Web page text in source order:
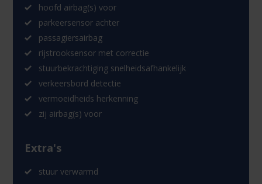
hoofd airbag(s) voor
parkeersensor achter
passagiersairbag
rijstrooksensor met correctie
stuurbekrachtiging snelheidsafhankelijk
verkeersbord detectie
vermoeidheids herkenning
zij airbag(s) voor
Extra's
stuur verwarmd